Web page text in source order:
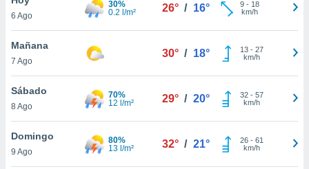
en
más
nuestra
de
6 Ago
30%
0.2 l/m²
26° / 16° 9- 18
km/h
Mañana
7 Ago
30° / 18° 13- 27
km/h
Sábado
8 Ago
70%
12 l/m²
29° / 20° 32- 57
km/h
Domingo
9 Ago
80%
13 l/m²
32° / 21° 26- 61
km/h